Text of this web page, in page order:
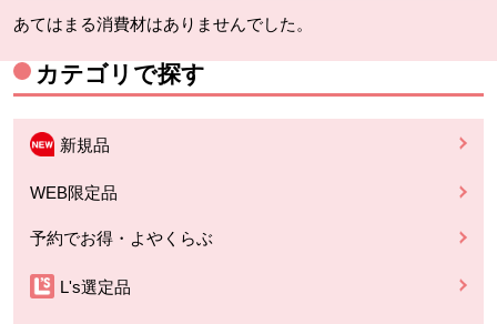
あてはまる消費材はありませんでした。
カテゴリで探す
新規品
WEB限定品
予約でお得・よやくらぶ
L's選定品